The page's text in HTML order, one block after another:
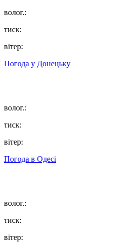
волог.:
тиск:
вітер:
Погода у Донецьку
волог.:
тиск:
вітер:
Погода в Одесі
волог.:
тиск:
вітер: